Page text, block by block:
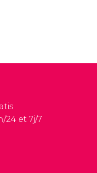
24 et 7j/7